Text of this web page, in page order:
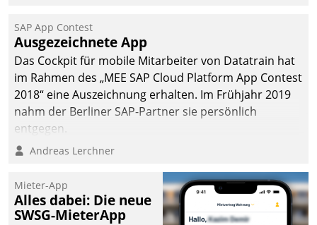
SAP App Contest
Ausgezeichnete App
Das Cockpit für mobile Mitarbeiter von Datatrain hat
im Rahmen des „MEE SAP Cloud Platform App Contest
2018“ eine Auszeichnung erhalten. Im Frühjahr 2019
nahm der Berliner SAP-Partner sie persönlich
entgegen.
Andreas Lerchner
Mieter-App
Alles dabei: Die neue
SWSG-MieterApp